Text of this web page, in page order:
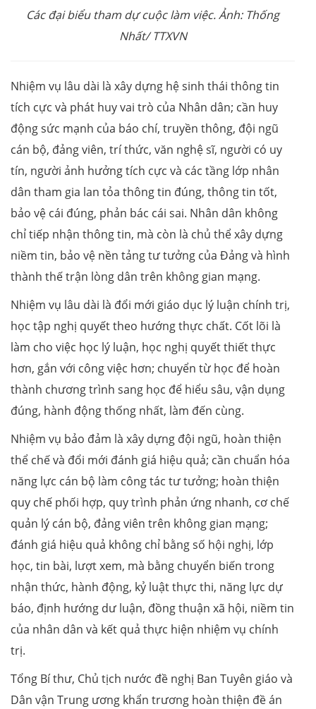
Các đại biểu tham dự cuộc làm việc. Ảnh: Thống
Nhất/ TTXVN
Nhiệm vụ lâu dài là xây dựng hệ sinh thái thông tin
tích cực và phát huy vai trò của Nhân dân; cần huy
động sức mạnh của báo chí, truyền thông, đội ngũ
cán bộ, đảng viên, trí thức, văn nghệ sĩ, người có uy
tín, người ảnh hưởng tích cực và các tầng lớp nhân
dân tham gia lan tỏa thông tin đúng, thông tin tốt,
bảo vệ cái đúng, phản bác cái sai. Nhân dân không
chỉ tiếp nhận thông tin, mà còn là chủ thể xây dựng
niềm tin, bảo vệ nền tảng tư tưởng của Đảng và hình
thành thế trận lòng dân trên không gian mạng.
Nhiệm vụ lâu dài là đổi mới giáo dục lý luận chính trị,
học tập nghị quyết theo hướng thực chất. Cốt lõi là
làm cho việc học lý luận, học nghị quyết thiết thực
hơn, gắn với công việc hơn; chuyển từ học để hoàn
thành chương trình sang học để hiểu sâu, vận dụng
đúng, hành động thống nhất, làm đến cùng.
Nhiệm vụ bảo đảm là xây dựng đội ngũ, hoàn thiện
thể chế và đổi mới đánh giá hiệu quả; cần chuẩn hóa
năng lực cán bộ làm công tác tư tưởng; hoàn thiện
quy chế phối hợp, quy trình phản ứng nhanh, cơ chế
quản lý cán bộ, đảng viên trên không gian mạng;
đánh giá hiệu quả không chỉ bằng số hội nghị, lớp
học, tin bài, lượt xem, mà bằng chuyển biến trong
nhận thức, hành động, kỷ luật thực thi, năng lực dự
báo, định hướng dư luận, đồng thuận xã hội, niềm tin
của nhân dân và kết quả thực hiện nhiệm vụ chính
trị.
Tổng Bí thư, Chủ tịch nước đề nghị Ban Tuyên giáo và
Dân vận Trung ương khẩn trương hoàn thiện đề án